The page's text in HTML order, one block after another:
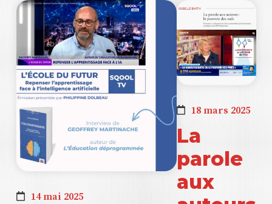
14 mai 2025
18 mars 2025
La
parole
aux